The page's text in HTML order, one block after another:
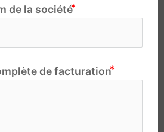
de la société
de facturation